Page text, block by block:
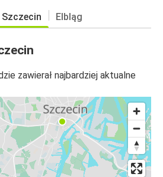
Szczecin Elbląg
zawierał najbardziej aktualne